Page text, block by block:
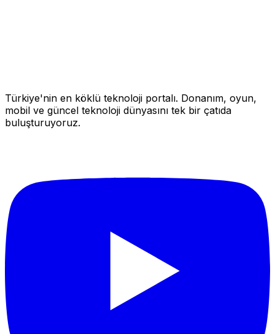
Türkiye'nin en köklü teknoloji portalı. Donanım, oyun,
mobil ve güncel teknoloji dünyasını tek bir çatıda
buluşturuyoruz.